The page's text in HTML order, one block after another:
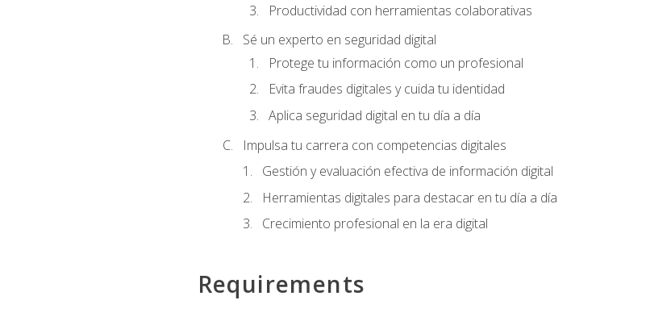
Productividad con herramientas colaborativas
Sé un experto en seguridad digital
Protege tu información como un profesional
Evita fraudes digitales y cuida tu identidad
Aplica seguridad digital en tu día a día
Impulsa tu carrera con competencias digitales
Gestión y evaluación efectiva de información digital
Herramientas digitales para destacar en tu día a día
Crecimiento profesional en la era digital
Requirements